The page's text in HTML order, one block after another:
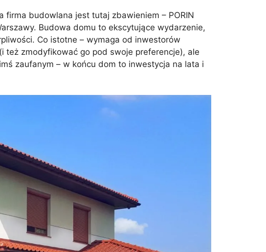
firma budowlana jest tutaj zbawieniem – PORIN
Budowa domu to ekscytujące wydarzenie,
Co istotne – wymaga od inwestorów
też zmodyfikować go pod swoje preferencje), ale
zaufanym – w końcu dom to inwestycja na lata i